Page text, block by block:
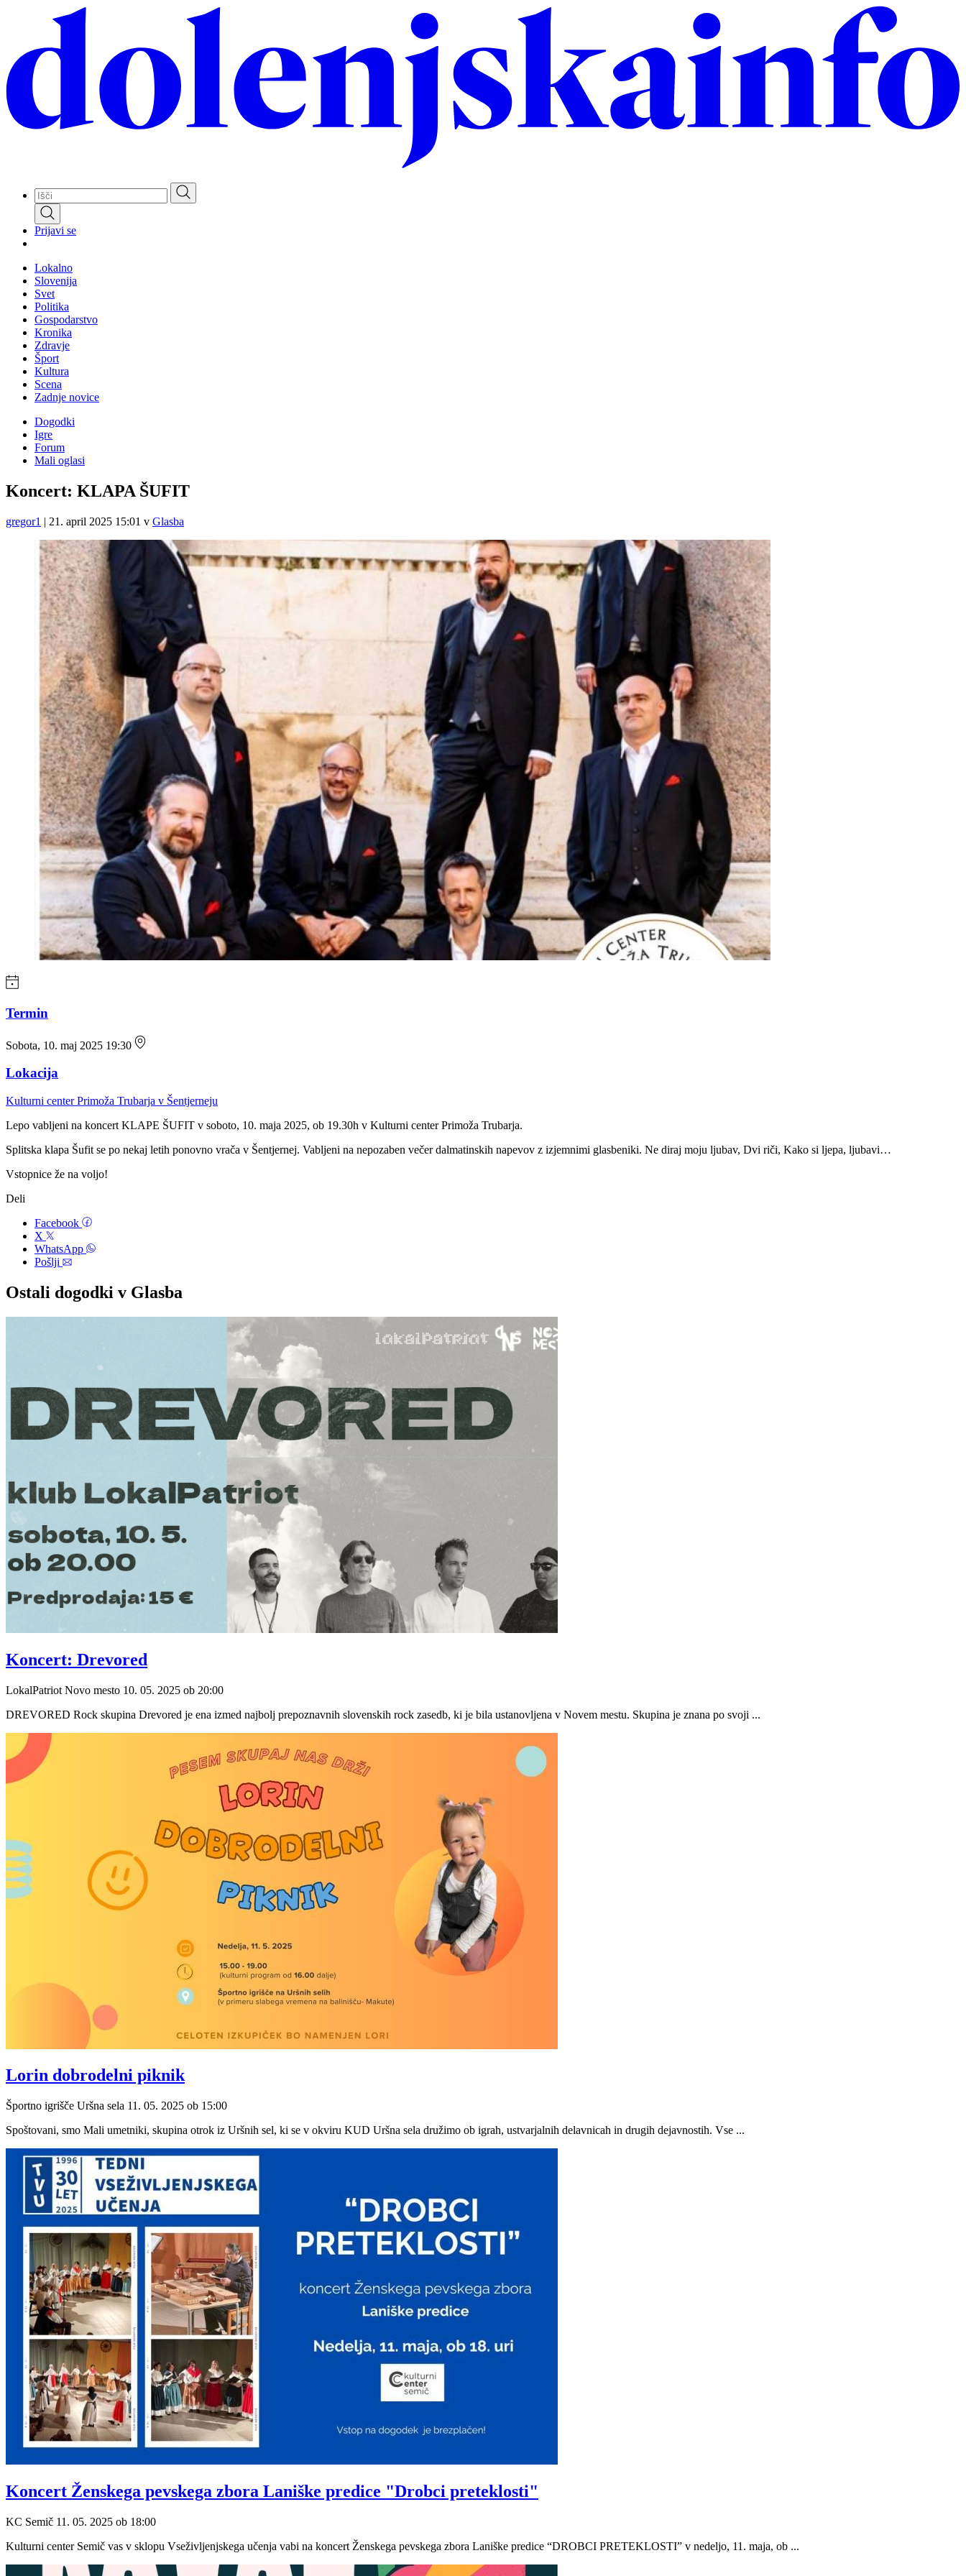
content
Prijavi se
Lokalno
Slovenija
Svet
Politika
Gospodarstvo
Kronika
Zdravje
Šport
Kultura
Scena
Zadnje novice
Dogodki
Igre
Forum
Mali oglasi
Koncert: KLAPA ŠUFIT
gregor1 | 21. april 2025 15:01 v Glasba
Termin
Sobota, 10. maj 2025 19:30
Lokacija
Kulturni center Primoža Trubarja v Šentjerneju
Lepo vabljeni na koncert KLAPE ŠUFIT v soboto, 10. maja 2025, ob 19.30h v Kulturni center Primoža Trubarja.
Splitska klapa Šufit se po nekaj letih ponovno vrača v Šentjernej. Vabljeni na nepozaben večer dalmatinskih napevov z izjemnimi glasbeniki. Ne diraj moju ljubav, Dvi riči, Kako si ljepa, ljubavi…
Vstopnice že na voljo!
Deli
Facebook
X
WhatsApp
Pošlji
Ostali dogodki v Glasba
Koncert: Drevored
LokalPatriot Novo mesto 10. 05. 2025 ob 20:00
DREVORED Rock skupina Drevored je ena izmed najbolj prepoznavnih slovenskih rock zasedb, ki je bila ustanovljena v Novem mestu. Skupina je znana po svoji ...
Lorin dobrodelni piknik
Športno igrišče Uršna sela 11. 05. 2025 ob 15:00
Spoštovani, smo Mali umetniki, skupina otrok iz Uršnih sel, ki se v okviru KUD Uršna sela družimo ob igrah, ustvarjalnih delavnicah in drugih dejavnostih. Vse ...
Koncert Ženskega pevskega zbora Laniške predice "Drobci preteklosti"
KC Semič 11. 05. 2025 ob 18:00
Kulturni center Semič vas v sklopu Vseživljenjskega učenja vabi na koncert Ženskega pevskega zbora Laniške predice “DROBCI PRETEKLOSTI” v nedeljo, 11. maja, ob ...
Prijavi se na cajtng